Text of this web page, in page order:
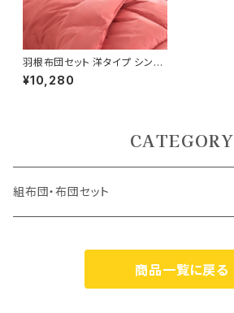
羽根布団セット 洋タイプ シング
ル 8点セット（cc-040203000
b）
¥10,280
CATEGORY
組布団・布団セット
商品一覧に戻る